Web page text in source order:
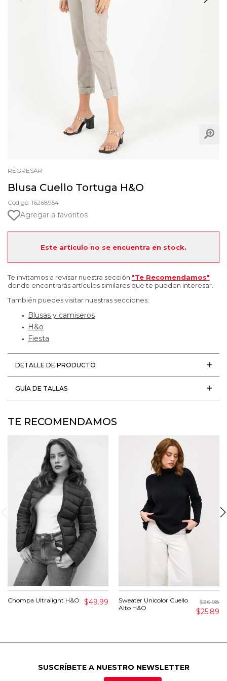
REGRESAR
Blusa Cuello Tortuga H&O
Código: 16268954
Agregar a favoritos
Este artículo no se encuentra en stock.
Te invitamos a revisar nuestra sección "Te Recomendamos"
donde encontrarás artículos similares que te pueden interesar.
También puedes visitar nuestras secciones:
Blusas y camiseros
H&o
Fiesta
DETALLE DE PRODUCTO
GUÍA DE TALLAS
TE RECOMENDAMOS
Chompa Ultralight H&O $49.99
Sweater Unicolor Cuello
Alto H&O
$36.98
$25.89
SUSCRÍBETE A NUESTRO NEWSLETTER